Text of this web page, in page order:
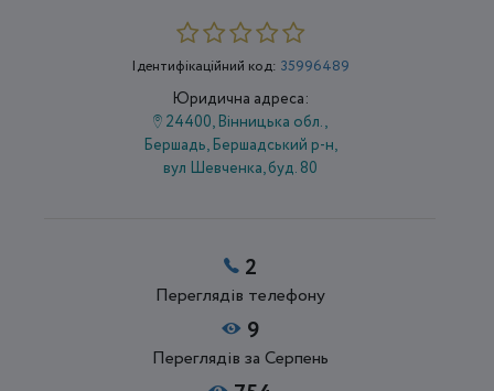
Ідентифікаційний код: 35996489
Юридична адреса:
24400, Вінницька обл.,
Бершадь, Бершадський р-н,
вул Шевченка, буд. 80
2
Переглядів телефону
9
Переглядів за Серпень